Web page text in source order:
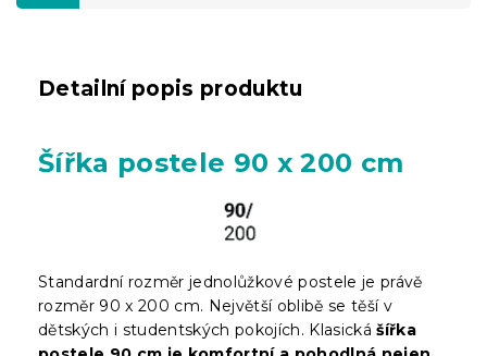
Detailní popis produktu
Šířka postele 90 x 200 cm
Standardní rozměr jednolůžkové postele je právě
rozměr 90 x 200 cm. Největší oblibě se těší v
dětských i studentských pokojích. Klasickášířka